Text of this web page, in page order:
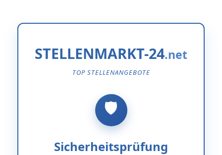
STELLENMARKT-24
TOP STELLENANGEBOTE
Sicherheitsprüfung